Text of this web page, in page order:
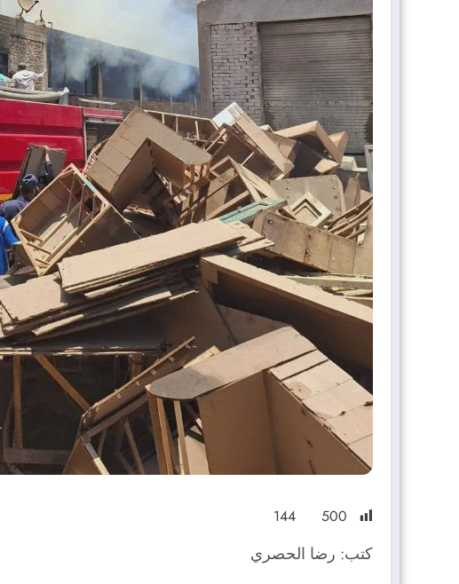
500
144
كتب: رضا الحصري